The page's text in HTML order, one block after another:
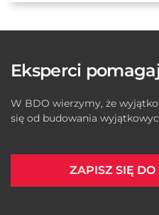
Eksperci
W BDO wierzymy, że
się od budowania
ZAPISZ SIĘ